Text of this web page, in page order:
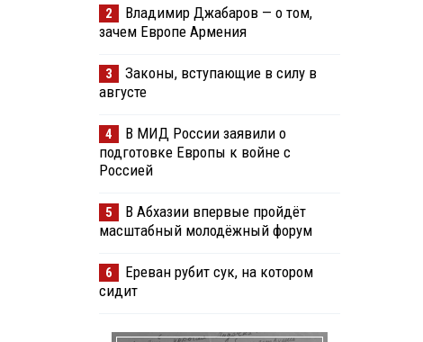
2
Владимир Джабаров — о том,
зачем Европе Армения
3
Законы, вступающие в силу в
августе
4
В МИД России заявили о
подготовке Европы к войне с
Россией
5
В Абхазии впервые пройдёт
масштабный молодёжный форум
6
Ереван рубит сук, на котором
сидит